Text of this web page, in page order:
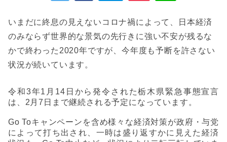
いまだに終息の見えないコロナ禍によって、日本経済
のみならず世界的な景気の先行きに強い不安が残るな
かで終わった 2020年ですが、今年度も予断を許さない
状況が続いています。
令和3年1 月 14 日から発令された栃木県緊急事態宣言
は、 2 月7 日まで継続される予定になっています。
Go Toキャンペーンを含め様々な経済対策が政府・与党
によって打ち出され、一時は盛り返すかに見えた経済